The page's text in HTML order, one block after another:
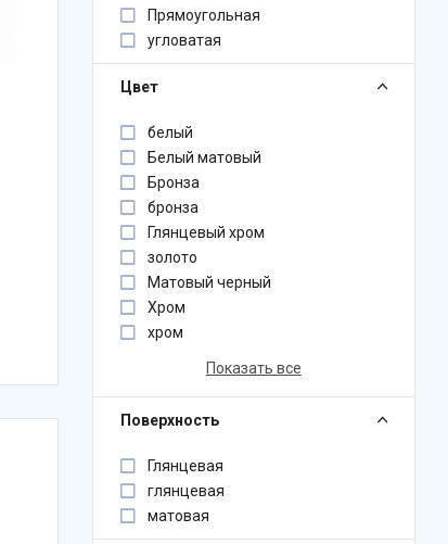
Прямоугольная
угловатая
Цвет
белый
Белый матовый
Бронза
бронза
Глянцевый хром
золото
Матовый черный
Хром
хром
Показать все
Поверхность
Глянцевая
глянцевая
матовая